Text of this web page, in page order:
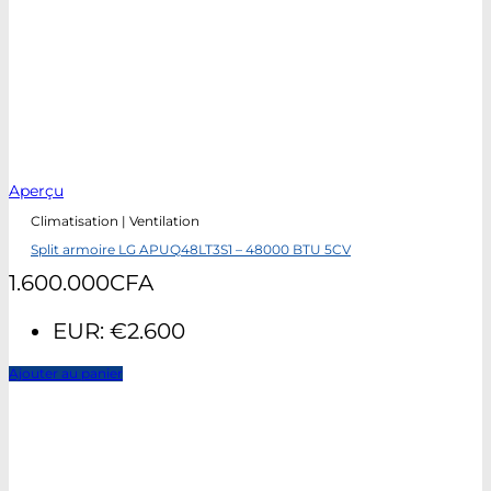
Aperçu
Climatisation | Ventilation
Split armoire LG APUQ48LT3S1 – 48000 BTU 5CV
1.600.000CFA
EUR: €2.600
Ajouter au panier